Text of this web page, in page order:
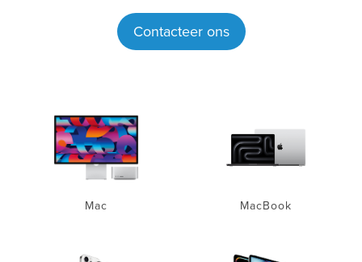
Contacteer ons
Mac MacBook